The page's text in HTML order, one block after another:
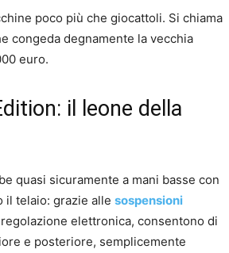
poco più che giocattoli. Si chiama
congeda degnamente la vecchia
euro.
il leone della
quasi sicuramente a mani basse con
il telaio: grazie alle sospensioni
elettronica, consentono di
e posteriore, semplicemente